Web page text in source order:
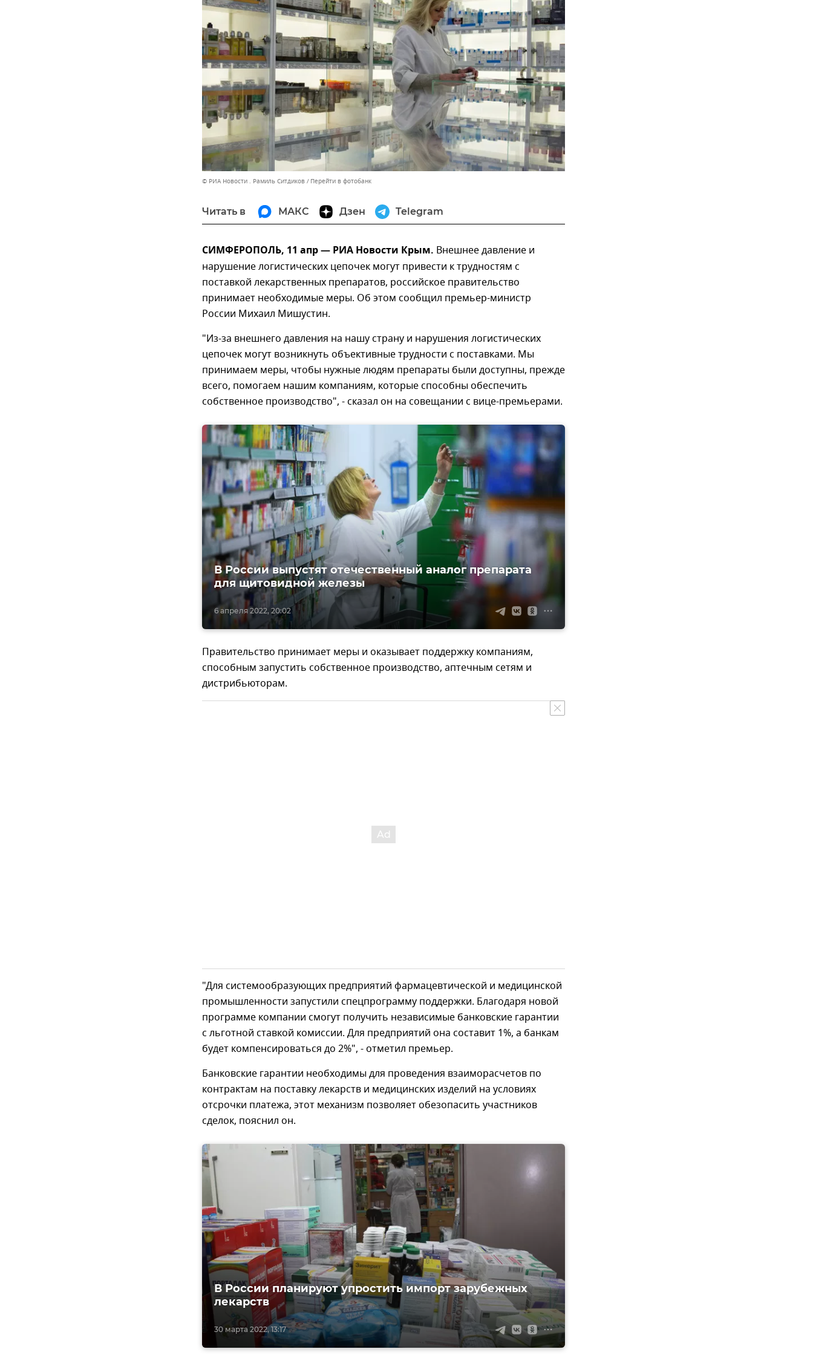
© РИА Новости . Рамиль Ситдиков Перейти в фотобанк
Читать в МАКС Дзен Telegram
СИМФЕРОПОЛЬ, 11 апр — РИА Новости Крым. Внешнее давление и
нарушение логистических цепочек могут привести к трудностям с
поставкой лекарственных препаратов, российское правительство
принимает необходимые меры. Об этом сообщил премьер-министр
России Михаил Мишустин.
"Из-за внешнего давления на нашу страну и нарушения логистических
цепочек могут возникнуть объективные трудности с поставками. Мы
принимаем меры, чтобы нужные людям препараты были доступны, прежде
всего, помогаем нашим компаниям, которые способны обеспечить
собственное производство", - сказал он на совещании с вице-премьерами.
6 апреля 2022, 20:02
В России выпустят отечественный аналог препарата
для щитовидной железы
Правительство принимает меры и оказывает поддержку компаниям,
способным запустить собственное производство, аптечным сетям и
дистрибьюторам.
"Для системообразующих предприятий фармацевтической и медицинской
промышленности запустили спецпрограмму поддержки. Благодаря новой
программе компании смогут получить независимые банковские гарантии
с льготной ставкой комиссии. Для предприятий она составит 1%, а банкам
будет компенсироваться до 2%", - отметил премьер.
Банковские гарантии необходимы для проведения взаиморасчетов по
контрактам на поставку лекарств и медицинских изделий на условиях
отсрочки платежа, этот механизм позволяет обезопасить участников
сделок, пояснил он.
30 марта 2022, 13:17
В России планируют упростить импорт зарубежных
лекарств